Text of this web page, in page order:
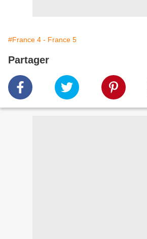
#France 4 - France 5
Partager